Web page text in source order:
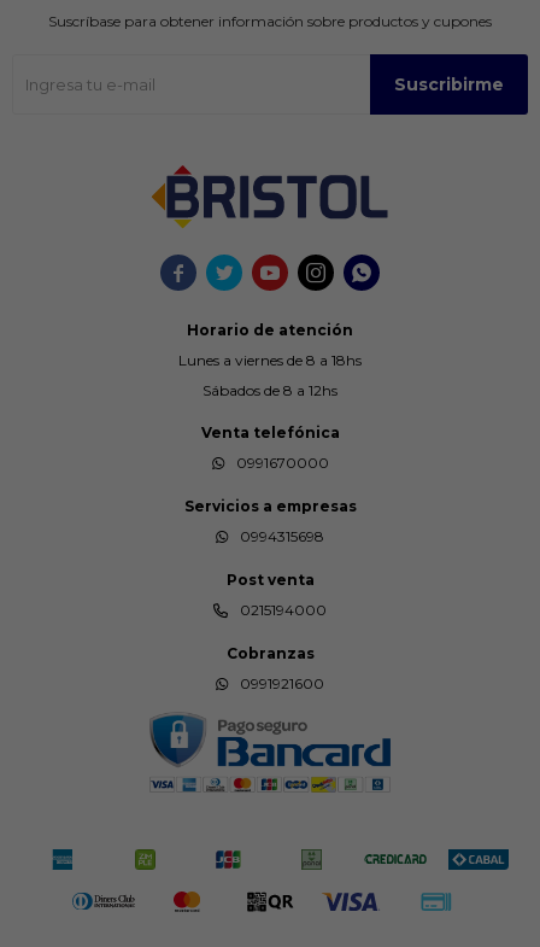
    
Horario de atención
Lunes a viernes de 8 a 18hs
Sábados de 8 a 12hs
Venta telefónica
0991670000
Servicios a empresas
0994315698
Post venta
0215194000
Cobranzas
0991921600
Suscríbase para obtener información sobre productos y cupones
Suscribirme